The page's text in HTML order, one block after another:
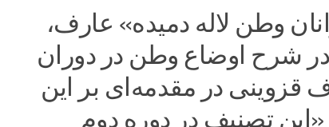
وطن لاله دمیده» عارف،
شرح اوضاع وطن در دوران
در مقدمه‌ای بر این
تصنیف در دوره دوم